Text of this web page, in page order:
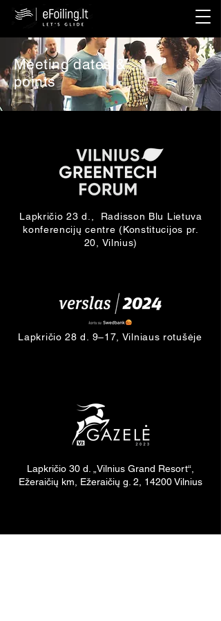
Meeting dates &
points
Lapkričio 23 d., Radisson Blu Lietuva
konferencijų centre (Konstitucijos pr.
20, Vilnius)
Lapkričio 28 d. 9–17, Vilniaus rotušėje
Lapkričio 30 d. „Vilnius Grand Resort“,
Ežeraičių km, Ežeraičių g. 2, 14200 Vilnius